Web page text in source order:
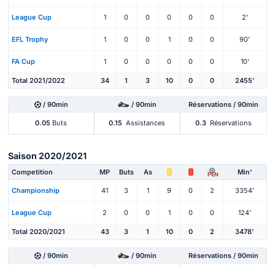
League Cup 1 0 0 0 0 0 2'
EFL Trophy 1 0 0 1 0 0 90'
FA Cup 1 0 0 0 0 0 10'
Total 2021/2022 34 1 3 10 0 0 2455'
/ 90min / 90min Réservations / 90min
0.05 Buts 0.15 Assistances 0.3 Réservations
Saison 2020/2021
Competition MP Buts As PEN Min'
Championship 41 3 1 9 0 2 3354'
League Cup 2 0 0 1 0 0 124'
Total 2020/2021 43 3 1 10 0 2 3478'
/ 90min / 90min Réservations / 90min